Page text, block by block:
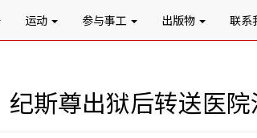
运动 参与事工 出版物 联系
斯尊出狱后转送医